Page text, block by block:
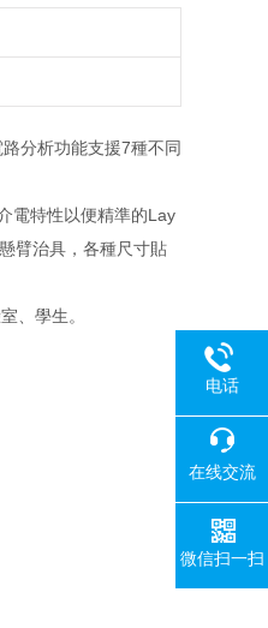
分析功能支援7種不同
電特性以便精準的Lay
臂治具，各種尺寸貼
、學生。
电话
在线交流
微信扫一扫